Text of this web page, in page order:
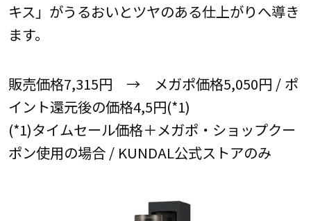
キス」がうるおいとツヤのある仕上がりへ導き
ます。
販売価格7,315円 → メガポ価格5,050円 / ポ
イント還元後の価格4,5円(*1)
(*1)タイムセール価格＋メガポ・ショップクー
ポン使用の場合 / KUNDAL公式ストアのみ